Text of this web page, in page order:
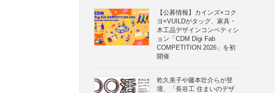
【公募情報】カインズ×コク
ヨ×VUILDがタッグ、家具・
木工品デザインコンペティシ
ョン「CDM Digi Fab
COMPETITION 2026」を初
開催
乾久美子や藤本壮介らが登
壇、「長谷工 住まいのデザ